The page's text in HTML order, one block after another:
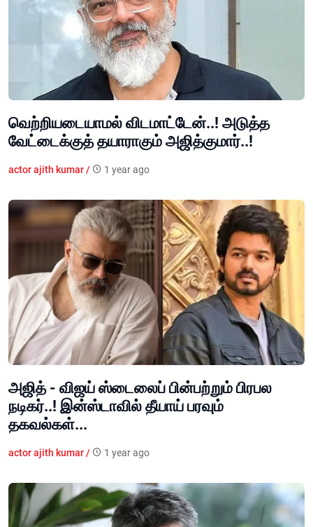
வெற்றியடையாமல் விடமாட்டேன்..! அடுத்த
வேட்டைக்குத் தயாராகும் அஜித்குமார்..!
actor ajith kumar / 1 year ago
அஜித் - விஜய் ஸ்டைலைப் பின்பற்றும் பிரபல
நடிகர்..! இன்ஸ்டாவில் தீயாய் பரவும்
தகவல்கள்...
actor ajith kumar / 1 year ago